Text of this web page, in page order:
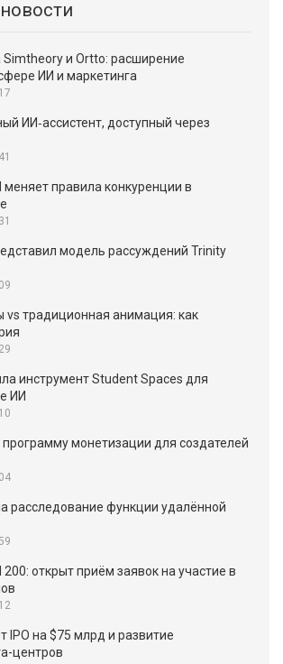
Simtheory и Ortto: расширение
ИИ и маркетинга
ИИ‑ассистент, доступный через
правила конкуренции в
модель рассуждений Trinity
vs традиционная анимация: как
инструмент Student Spaces для
ИИ
программу монетизации для создателей
расследование функции удалённой
открыт приём заявок на участие в
IPO на $75 млрд и развитие
центров